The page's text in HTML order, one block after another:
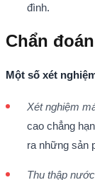
đình.
Chẩn đoán
Một số xét
Xét nghiệm
cao chẳng
ra những sản
Thu thập